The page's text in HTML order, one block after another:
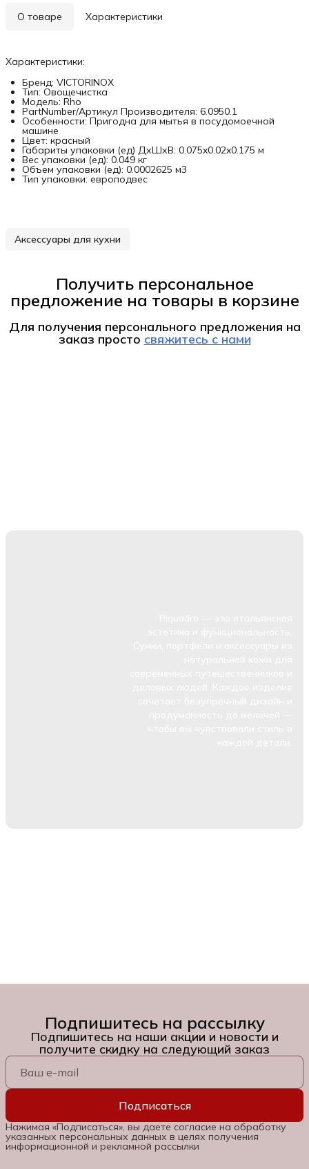
О товаре Характеристики
Характеристики:
Бренд: VICTORINOX
Тип: Овощечистка
Модель: Rho
PartNumber/Артикул Производителя: 6.0950.1
Особенности: Пригодна для мытья в посудомоечной
машине
Цвет: красный
Габариты упаковки (ед) ДхШхВ: 0.075x0.02x0.175 м
Вес упаковки (ед): 0.049 кг
Объем упаковки (ед): 0.0002625 м3
Тип упаковки: европодвес
Аксессуары для кухни
Получить персональное
предложение на товары в корзине
Для получения персонального предложения на
заказ просто свяжитесь с нами
Подпишитесь на рассылку
Подпишитесь на наши акции и новости и
получите скидку на следующий заказ
Подписаться
Нажимая «Подписаться», вы даете согласие на обработку
указанных персональных данных в целях получения
информационной и рекламной рассылки